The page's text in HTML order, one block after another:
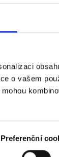
o vašem
Preferenční